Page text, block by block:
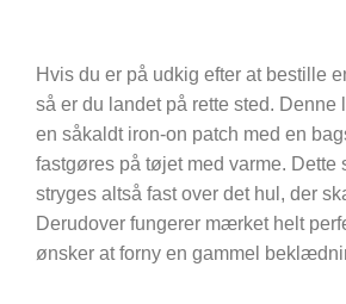
Hvis du er på udkig efter at bestille
så er du landet på rette sted. Denne
en såkaldt iron-on patch med en
fastgøres på tøjet med varme. Dette
stryges altså fast over det hul, der
Derudover fungerer mærket helt
ønsker at forny en gammel